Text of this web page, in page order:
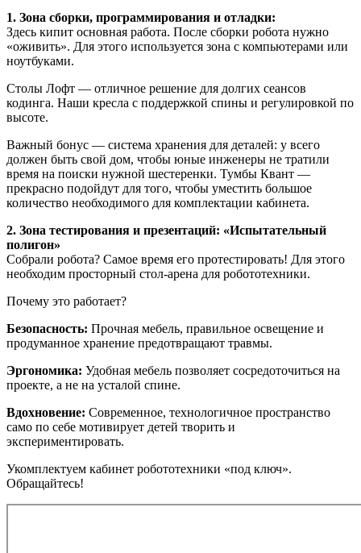
1. Зона сборки, программирования и отладки:
Здесь кипит основная работа. После сборки робота нужно
«оживить». Для этого используется зона с компьютерами или
ноутбуками.
Столы Лофт — отличное решение для долгих сеансов
кодинга. Наши кресла с поддержкой спины и регулировкой по
высоте.
Важный бонус — система хранения для деталей: у всего
должен быть свой дом, чтобы юные инженеры не тратили
время на поиски нужной шестеренки. Тумбы Квант —
прекрасно подойдут для того, чтобы уместить большое
количество необходимого для комплектации кабинета.
2. Зона тестирования и презентаций: «Испытательный
полигон»
Собрали робота? Самое время его протестировать! Для этого
необходим просторный стол-арена для робототехники.
Почему это работает?
Безопасность: Прочная мебель, правильное освещение и
продуманное хранение предотвращают травмы.
Эргономика: Удобная мебель позволяет сосредоточиться на
проекте, а не на усталой спине.
Вдохновение: Современное, технологичное пространство
само по себе мотивирует детей творить и
экспериментировать.
Укомплектуем кабинет робототехники «под ключ».
Обращайтесь!